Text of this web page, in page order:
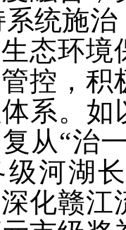
统施
态环境
控，积
系。如
从“治
级河湖
化赣江